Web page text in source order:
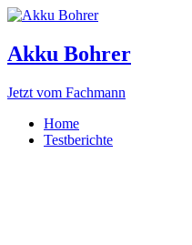
Akku Bohrer
Jetzt vom Fachmann
Home
Testberichte